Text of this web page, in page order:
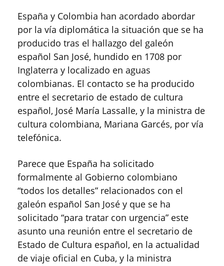
España y Colombia han acordado abordar
por la vía diplomática la situación que se ha
producido tras el hallazgo del galeón
español San José, hundido en 1708 por
Inglaterra y localizado en aguas
colombianas. El contacto se ha producido
entre el secretario de estado de cultura
español, José María Lassalle, y la ministra de
cultura colombiana, Mariana Garcés, por vía
telefónica.
Parece que España ha solicitado
formalmente al Gobierno colombiano
“todos los detalles” relacionados con el
galeón español San José y que se ha
solicitado “para tratar con urgencia” este
asunto una reunión entre el secretario de
Estado de Cultura español, en la actualidad
de viaje oficial en Cuba, y la ministra